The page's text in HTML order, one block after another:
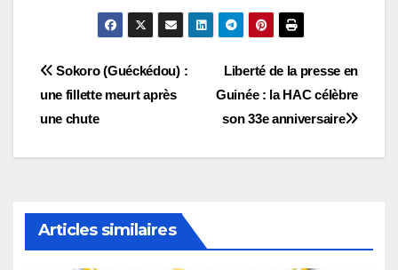
Navigation
de
l’article
Liberté de la presse en
Guinée : la HAC célèbre
son 33e anniversaire
Sokoro (Guéckédou) :
une fillette meurt après
une chute
Articles similaires